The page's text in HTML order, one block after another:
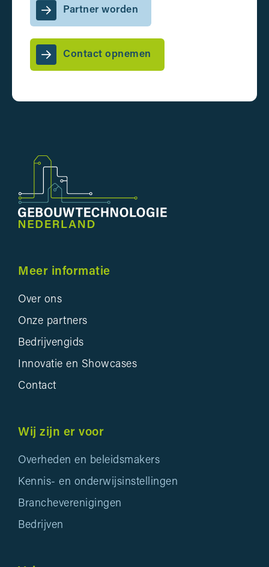
Partner worden
Contact opnemen
Meer informatie
Over ons
Onze partners
Bedrijvengids
Innovatie en Showcases
Contact
Wij zijn er voor
Overheden en beleidsmakers
Kennis- en onderwijsinstellingen
Brancheverenigingen
Bedrijven